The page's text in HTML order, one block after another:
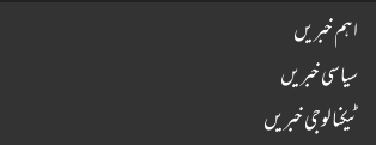
اہم خبریں
سیاسی خبریں
ٹیکنالوجی خبریں